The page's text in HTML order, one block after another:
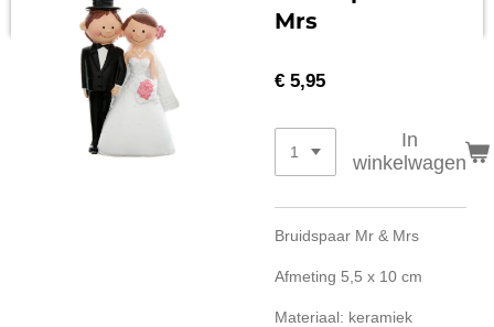
Mrs
€ 5,95
In
winkelwagen
Bruidspaar Mr & Mrs
Afmeting 5,5 x 10 cm
Materiaal: keramiek